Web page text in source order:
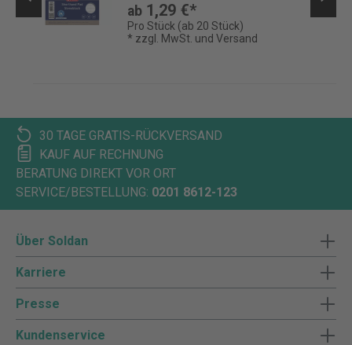
ab 1,29 €*
Pro Stück (ab 20 Stück)
* zzgl. MwSt. und Versand
30 TAGE GRATIS-RÜCKVERSAND
KAUF AUF RECHNUNG
BERATUNG DIREKT VOR ORT
SERVICE/BESTELLUNG: 0201 8612-123
Über Soldan
Karriere
Presse
Kundenservice